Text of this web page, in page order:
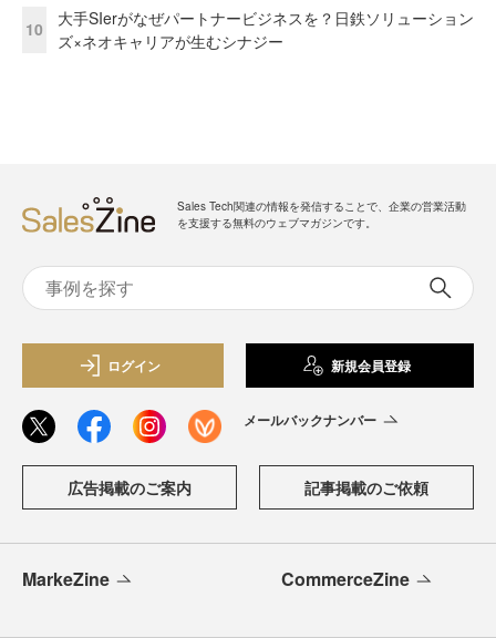
10
大手SIerがなぜパートナービジネスを？日鉄ソリューション
ズ×ネオキャリアが生むシナジー
Sales Tech関連の情報を発信することで、企業の営業活動
を支援する無料のウェブマガジンです。
ログイン 新規会員登録
メールバックナンバー
広告掲載のご案内 記事掲載のご依頼
MarkeZine CommerceZine